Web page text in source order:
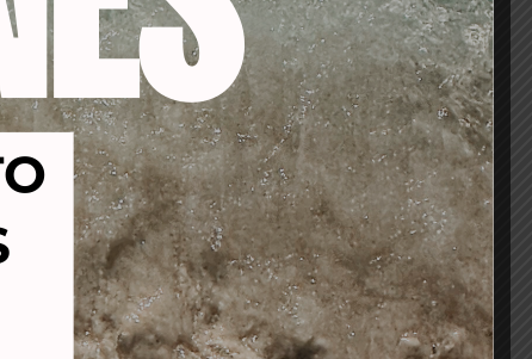
-15% -41%